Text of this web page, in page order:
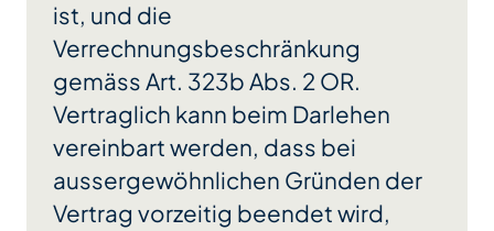
ist, und die
Verrechnungsbeschränkung
gemäss Art. 323b Abs. 2 OR.
Vertraglich kann beim Darlehen
vereinbart werden, dass bei
aussergewöhnlichen Gründen der
Vertrag vorzeitig beendet wird,